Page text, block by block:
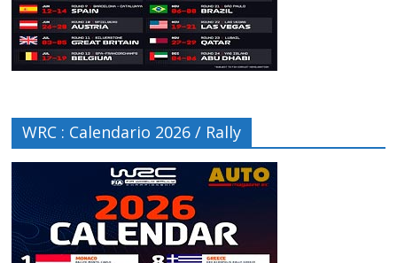
WRC : Calendario 2026 / Rally